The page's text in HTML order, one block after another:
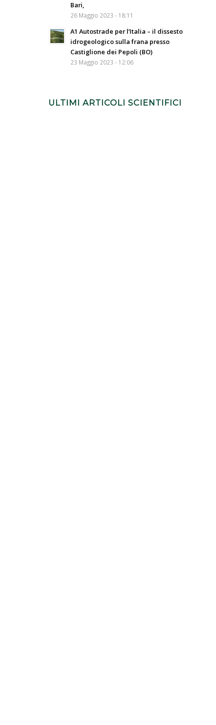
Bari,
26 Maggio 2023 - 18:11
A1 Autostrade per l’Italia – il dissesto
idrogeologico sulla frana presso
Castiglione dei Pepoli (BO)
23 Maggio 2023 - 12:06
ULTIMI ARTICOLI SCIENTIFICI